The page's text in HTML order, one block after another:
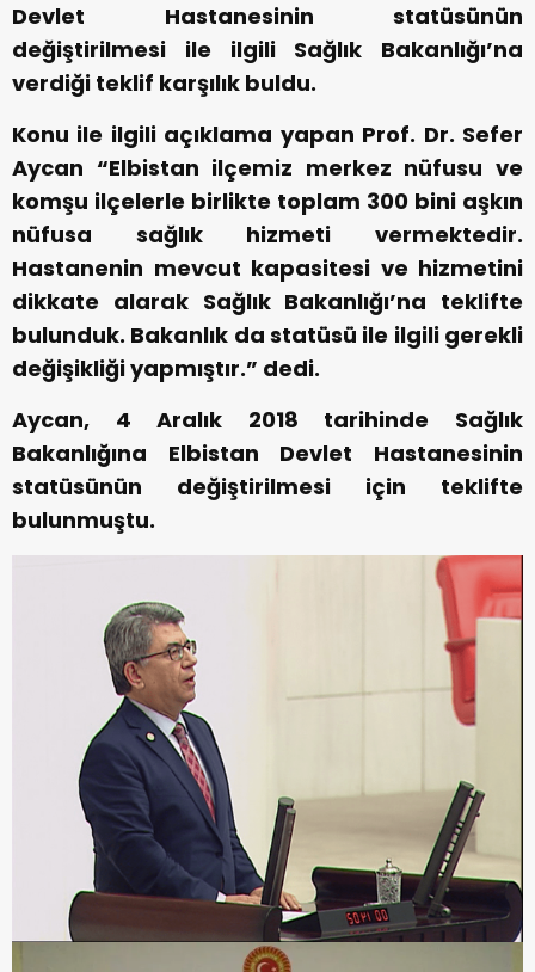
Devlet Hastanesinin statüsünün
değiştirilmesi ile ilgili Sağlık Bakanlığı’na
verdiği teklif karşılık buldu.
Konu ile ilgili açıklama yapan Prof. Dr. Sefer
Aycan “Elbistan ilçemiz merkez nüfusu ve
komşu ilçelerle birlikte toplam 300 bini aşkın
nüfusa sağlık hizmeti vermektedir.
Hastanenin mevcut kapasitesi ve hizmetini
dikkate alarak Sağlık Bakanlığı’na teklifte
bulunduk. Bakanlık da statüsü ile ilgili gerekli
değişikliği yapmıştır.” dedi.
Aycan, 4 Aralık 2018 tarihinde Sağlık
Bakanlığına Elbistan Devlet Hastanesinin
statüsünün değiştirilmesi için teklifte
bulunmuştu.